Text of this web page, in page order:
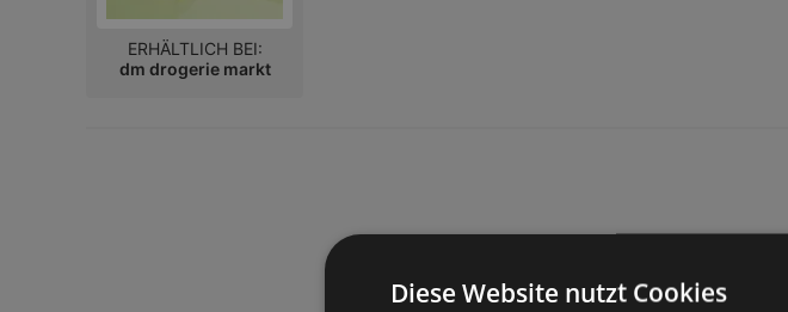
ERHÄLTLICH BEI:
dm drogerie markt
Diese Website nutzt Cookies